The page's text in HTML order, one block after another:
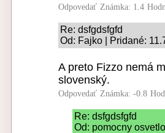
Odpovedať Známka: 1.4
Re: dsfgdsfgfd
Od: Fajko | Pridané:
A preto Fizzo nemá
slovenský.
Odpovedať Známka: -0.8
Re: dsfgdsfgfd
Od: pomocny